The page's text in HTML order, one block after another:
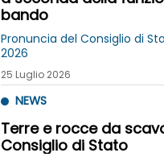
bando
Pronuncia del Consiglio di
2026
25 Luglio 2026
NEWS
Terre e rocce da
Consiglio di Stato